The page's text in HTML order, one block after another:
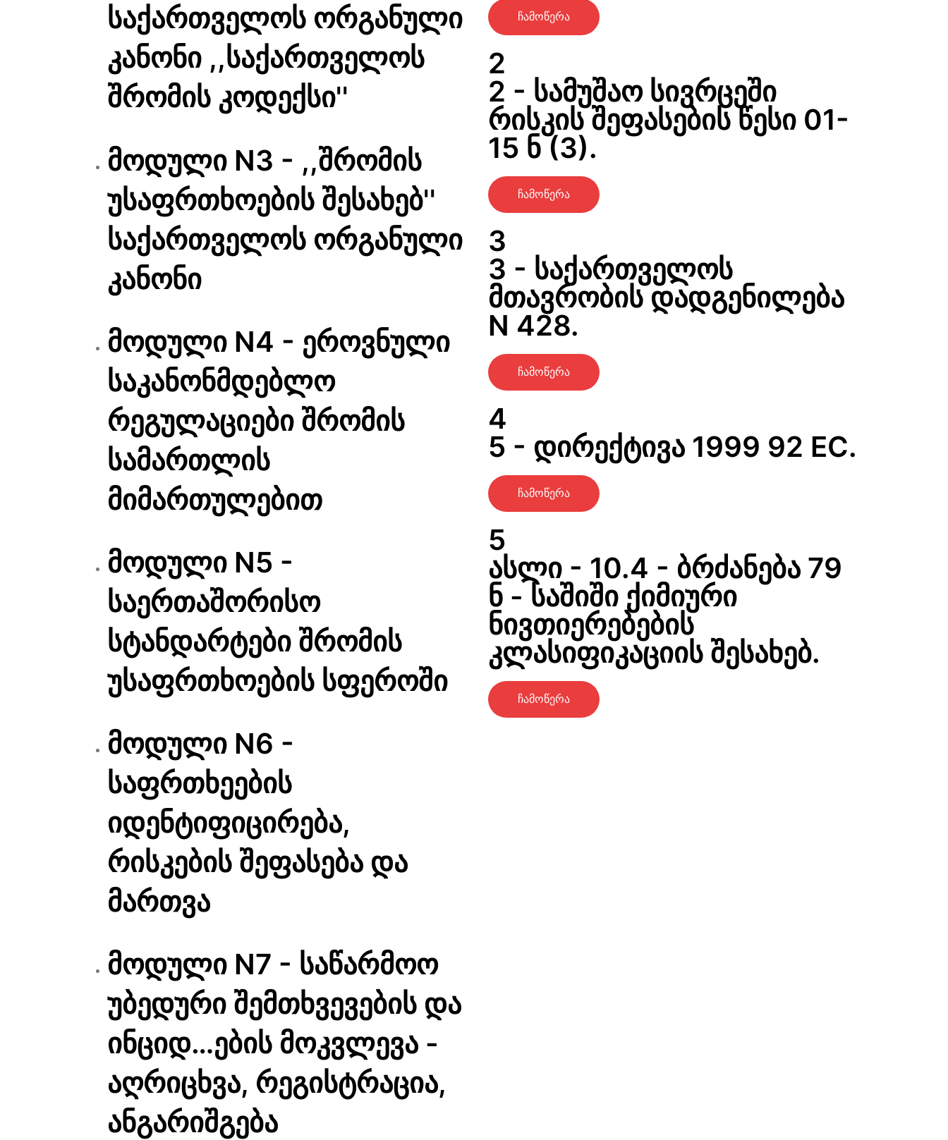
საქართველოს ორგანული
კანონი ,,საქართველოს
შრომის კოდექსი''
მოდული N3 - ,,შრომის
უსაფრთხოების შესახებ''
საქართველოს ორგანული
კანონი
მოდული N4 - ეროვნული
საკანონმდებლო
რეგულაციები შრომის
სამართლის
მიმართულებით
მოდული N5 -
საერთაშორისო
სტანდარტები შრომის
უსაფრთხოების სფეროში
მოდული N6 -
საფრთხეების
იდენტიფიცირება,
რისკების შეფასება და
მართვა
მოდული N7 - საწარმოო
უბედური შემთხვევების და
ინციდ…ების მოკვლევა -
აღრიცხვა, რეგისტრაცია,
ანგარიშგება
ჩამოწერა
2
2 - სამუშაო სივრცეში
რისკის შეფასების წესი 01-
15 ნ (3).
ჩამოწერა
3
3 - საქართველოს
მთავრობის დადგენილება
N 428.
ჩამოწერა
4
5 - დირექტივა 1999 92 EC.
ჩამოწერა
5
ასლი - 10.4 - ბრძანება 79
ნ - საშიში ქიმიური
ნივთიერებების
კლასიფიკაციის შესახებ.
ჩამოწერა